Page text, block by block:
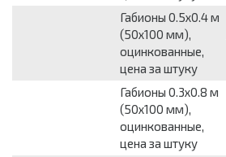
Габионы 0.5х0.4 м
(50х100 мм),
оцинкованные,
цена за штуку
Габионы 0.3х0.8 м
(50х100 мм),
оцинкованные,
цена за штуку